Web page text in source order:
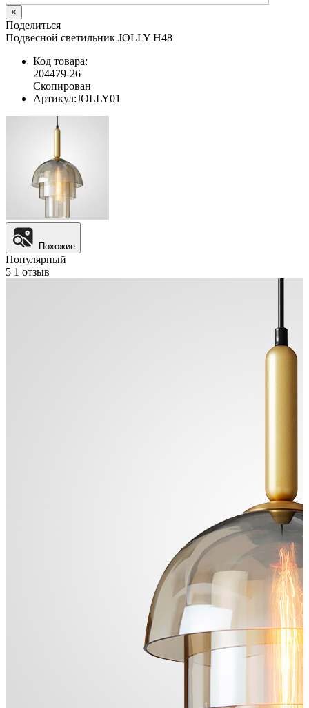
×
Поделиться
Подвесной светильник JOLLY H48
Код товара:
204479-26
Скопирован
Артикул:JOLLY01
Похожие
Популярный
5 1 отзыв